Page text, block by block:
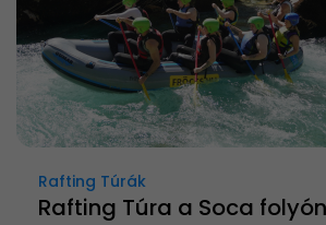
Rafting Túrák
Rafting Túra a Soca